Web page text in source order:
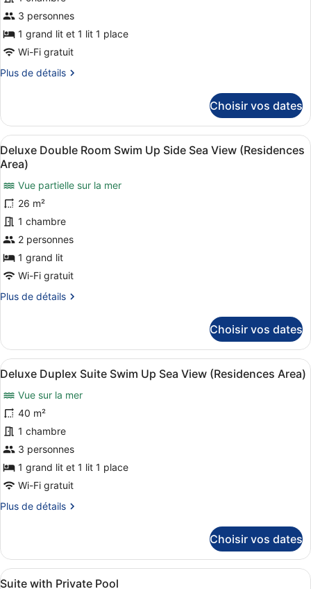
Inland
ce
type
de
chambre :
Junior
Front
Swim
up
Sea
View
3 personnes
1 grand lit et 1 lit 1 place
Wi-Fi gratuit
Plus de détails
Plus
le
type
de
chambre
Junior
Suite
Beach
Front
Swim
up
Sea
View
Choisir vos dates
Afficher
toutes
les
photos
pour
ce
type
de
chambre :
Double
Up
Side
Sea
View
(Residences
Area)
Une chambre d’hôtel avec un lit,
5
Deluxe Double Room Swim Up Side Sea View (Residences
Area)
Vue partielle sur la mer
26 m²
1 chambre
2 personnes
1 grand lit
Wi-Fi gratuit
Plus de détails
Plus
le
type
de
Deluxe
Double
Room
Swim
Up
Sea
View
Area)
Choisir vos dates
Afficher
toutes
les
photos
pour
ce
type
de
chambre :
Deluxe
Swim
Up
Deluxe Duplex Suite Swim Up
5
Deluxe Duplex Suite Swim Up Sea View (Residences Area)
Vue sur la mer
40 m²
1 chambre
3 personnes
1 grand lit et 1 lit 1 place
Wi-Fi gratuit
Plus de détails
Plus
le
type
de
Choisir vos dates
Afficher
Un salon moderne comprenant
8
Suite with Private Pool